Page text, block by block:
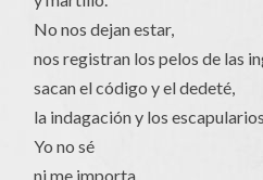
No nos dejan estar,
nos registran los pelos de las
sacan el código y el dedeté,
la indagación y los escapularios.
Yo no sé
ni me importa